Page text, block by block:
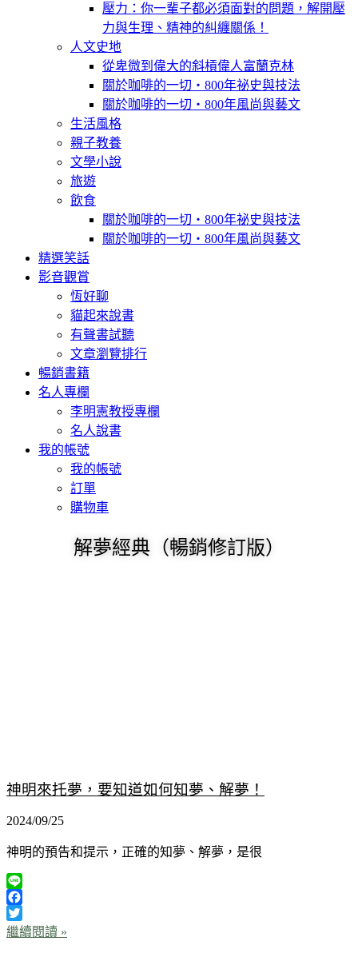
壓力：你一輩子都必須面對的問題，解開壓
力與生理、精神的糾纏關係！
人文史地
從卑微到偉大的斜槓偉人富蘭克林
關於咖啡的一切‧800年祕史與技法
關於咖啡的一切‧800年風尚與藝文
生活風格
親子教養
文學小說
旅遊
飲食
關於咖啡的一切‧800年祕史與技法
關於咖啡的一切‧800年風尚與藝文
精選笑話
影音觀賞
恆好聊
貓起來說書
有聲書試聽
文章瀏覽排行
暢銷書籍
名人專欄
李明憲教授專欄
名人說書
我的帳號
我的帳號
訂單
購物車
解夢經典（暢銷修訂版）
神明來托夢，要知道如何知夢、解夢！
2024/09/25
神明的預告和提示，正確的知夢、解夢，是很
Line
Facebook
Twitter
繼續閱讀 »